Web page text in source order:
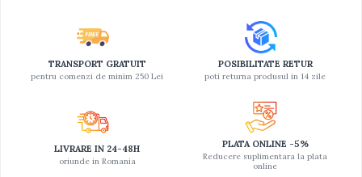
Saltelute si centre de activitati
Set Avioane si submarine
Seturi de doctor
Seturi de rufe
Trenuri cu sine
TRANSPORT GRATUIT
pentru comenzi de minim 250 Lei
POSIBILITATE RETUR
poti returna produsul in 14 zile
LIVRARE IN 24-48H
oriunde in Romania
PLATA ONLINE -5%
Reducere suplimentara la plata
online